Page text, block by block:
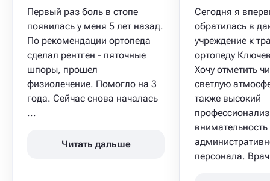
Первый раз боль в стопе
появилась у меня 5 лет назад.
По рекомендации ортопеда
сделал рентген - пяточные
шпоры, прошел
физиолечение. Помогло на 3
года. Сейчас снова началась
...
Читать дальше
Сегодня я
обратилась в
учреждение к
ортопеду
Хочу отметить
светлую
также высокий
внимательность
персонала.